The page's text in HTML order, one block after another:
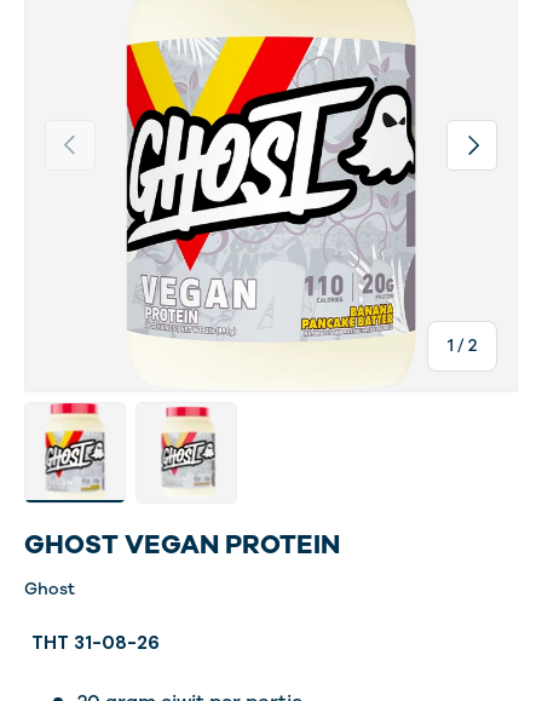
Vorige
1 /van
2
Volgende
Laad afbeelding 1 in gallerij-weergave
Laad afbeelding 5 in gallerij-weergave
GHOST VEGAN PROTEIN
Ghost
THT 31-08-26